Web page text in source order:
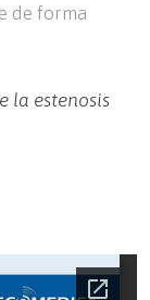
de forma
la estenosis